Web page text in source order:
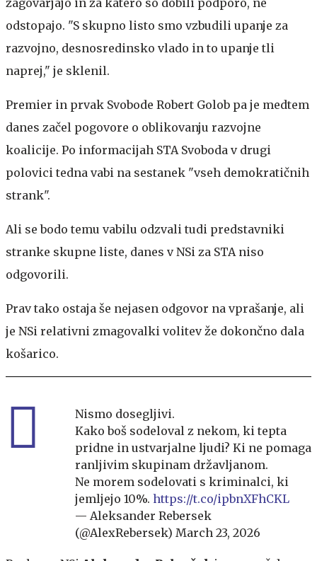
odstopajo. "S skupno listo smo vzbudili upanje za
razvojno, desnosredinsko vlado in to upanje tli
naprej," je sklenil.
Premier in prvak Svobode Robert Golob pa je medtem
danes začel pogovore o oblikovanju razvojne
koalicije. Po informacijah STA Svoboda v drugi
polovici tedna vabi na sestanek "vseh demokratičnih
strank".
Ali se bodo temu vabilu odzvali tudi predstavniki
stranke skupne liste, danes v NSi za STA niso
odgovorili.
Prav tako ostaja še nejasen odgovor na vprašanje, ali
je NSi relativni zmagovalki volitev že dokončno dala
košarico.
Nismo dosegljivi.
Kako boš sodeloval z nekom, ki tepta
pridne in ustvarjalne ljudi? Ki ne pomaga
ranljivim skupinam državljanom.
Ne morem sodelovati s kriminalci, ki
jemljejo 10%. https://t.co/ipbnXFhCKL
— Aleksander Rebersek
(@AlexRebersek) March 23, 2026